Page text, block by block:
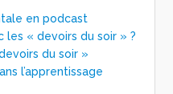
en podcast
les « devoirs du soir » ?
du soir »
l’apprentissage